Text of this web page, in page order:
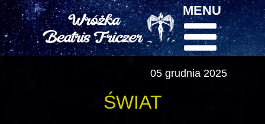
05 grudnia 2025
ŚWIAT
MENU